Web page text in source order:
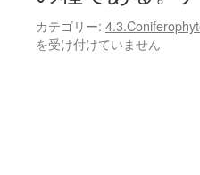
ッカテゴリー:
を受け付けていません